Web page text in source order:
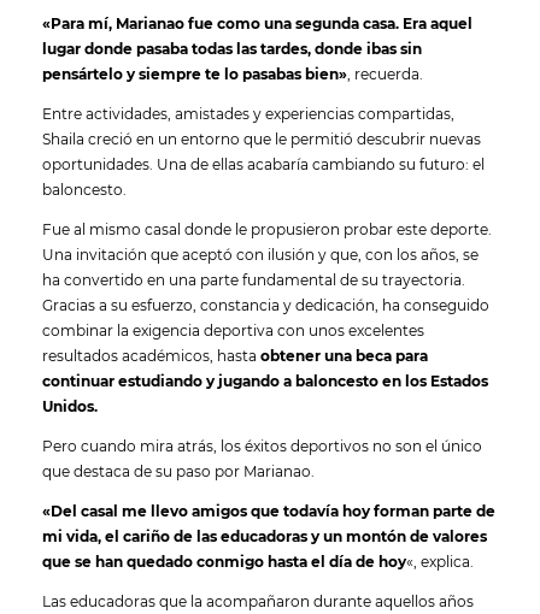
«Para mí, Marianao fue como una segunda casa. Era aquel
lugar donde pasaba todas las tardes, donde ibas sin
pensártelo y siempre te lo pasabas bien», recuerda.
Entre actividades, amistades y experiencias compartidas,
Shaila creció en un entorno que le permitió descubrir nuevas
oportunidades. Una de ellas acabaría cambiando su futuro: el
baloncesto.
Fue al mismo casal donde le propusieron probar este deporte.
Una invitación que aceptó con ilusión y que, con los años, se
ha convertido en una parte fundamental de su trayectoria.
Gracias a su esfuerzo, constancia y dedicación, ha conseguido
combinar la exigencia deportiva con unos excelentes
resultados académicos, hasta obtener una beca para
continuar estudiando y jugando a baloncesto en los Estados
Unidos.
Pero cuando mira atrás, los éxitos deportivos no son el único
que destaca de su paso por Marianao.
«Del casal me llevo amigos que todavía hoy forman parte de
mi vida, el cariño de las educadoras y un montón de valores
que se han quedado conmigo hasta el día de hoy«, explica.
Las educadoras que la acompañaron durante aquellos años